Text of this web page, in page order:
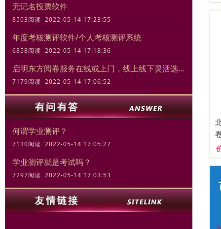
无记名投票软件
8503阅读 2022-05-14 17:23:55
年度考核测评软件/个人考核测评系统
6858阅读 2022-05-14 17:18:36
启明东方阅卷服务在线或上门，线上线下灵活选择
7179阅读 2022-05-14 17:06:52
何谓学业测评？
7130阅读 2022-05-14 17:05:27
学业测评就是考试吗？
7297阅读 2022-05-14 17:03:53